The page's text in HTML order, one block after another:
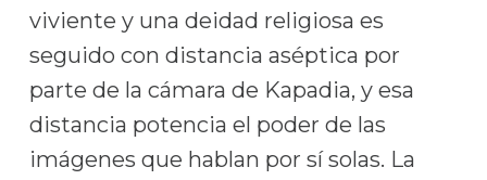
viviente y una deidad religiosa es
seguido con distancia aséptica por
parte de la cámara de Kapadia, y esa
distancia potencia el poder de las
imágenes que hablan por sí solas. La